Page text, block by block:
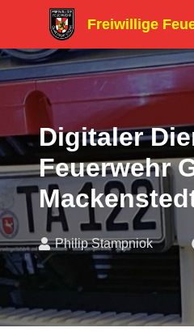
Freiwillige
Digitaler
Feuerwehr
Philip Stampniok